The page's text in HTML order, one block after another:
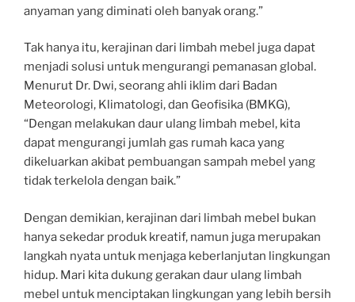
anyaman yang diminati oleh banyak orang.”
Tak hanya itu, kerajinan dari limbah mebel juga dapat
menjadi solusi untuk mengurangi pemanasan global.
Menurut Dr. Dwi, seorang ahli iklim dari Badan
Meteorologi, Klimatologi, dan Geofisika (BMKG),
“Dengan melakukan daur ulang limbah mebel, kita
dapat mengurangi jumlah gas rumah kaca yang
dikeluarkan akibat pembuangan sampah mebel yang
tidak terkelola dengan baik.”
Dengan demikian, kerajinan dari limbah mebel bukan
hanya sekedar produk kreatif, namun juga merupakan
langkah nyata untuk menjaga keberlanjutan lingkungan
hidup. Mari kita dukung gerakan daur ulang limbah
mebel untuk menciptakan lingkungan yang lebih bersih